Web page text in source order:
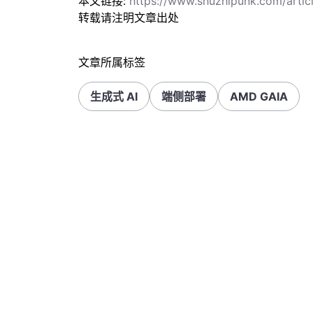
转载请注明文章出处
文章所属标签
生成式 AI 端侧部署 AMD GAIA